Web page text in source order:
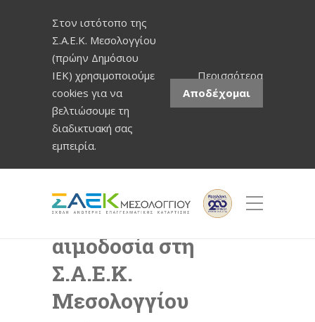
Στον ιστότοπο της
Σ.Α.Ε.Κ. Μεσολογγίου
(πρώην Δημόσιου
ΙΕΚ) χρησιμοποιούμε
cookies για να
βελτιώσουμε τη
διαδικτυακή σας
εμπειρία.
Περισσότερα
Αποδέχομαι
Εθελοντική
αιμοδοσία στη
Σ.Α.Ε.Κ.
Μεσολογγίου